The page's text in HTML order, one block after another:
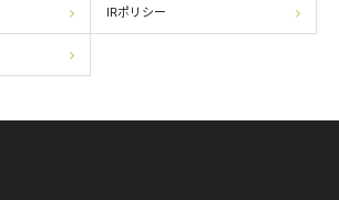
IRポリシー